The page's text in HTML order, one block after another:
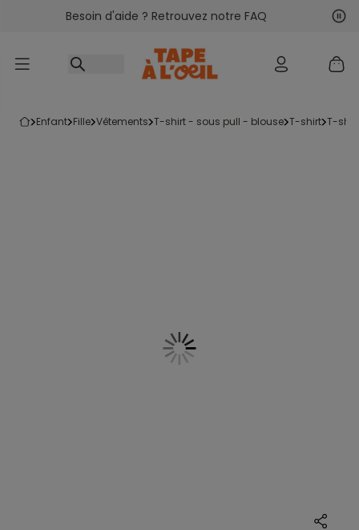
Accéder au contenu
Besoin d'aide ? Retrouvez notre FAQ
enfant fille vêtements t-shirt - sous pull - blouse t-shirt t-